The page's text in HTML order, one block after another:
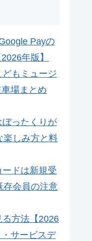
Payの
年版】
もミュージ
場まとめ
ったくりが
楽しみ方と料
ドは新規受
存会員の注意
方法【2026
サービスデ